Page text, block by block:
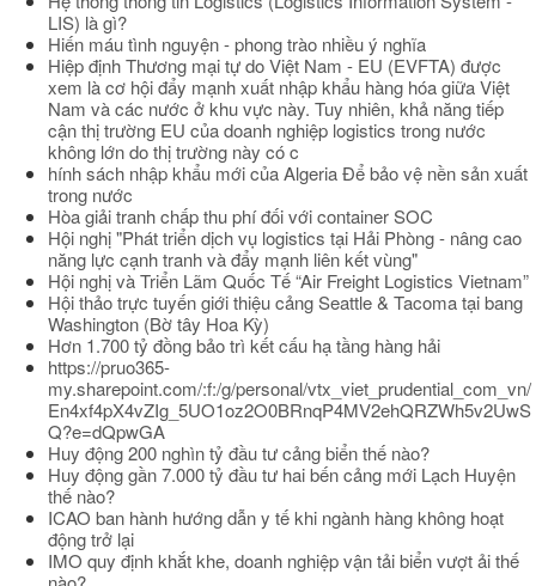
LIS) là gì?
Hiến máu tình nguyện - phong trào nhiều ý nghĩa
Hiệp định Thương mại tự do Việt Nam - EU (EVFTA) được
xem là cơ hội đẩy mạnh xuất nhập khẩu hàng hóa giữa Việt
Nam và các nước ở khu vực này. Tuy nhiên, khả năng tiếp
cận thị trường EU của doanh nghiệp logistics trong nước
không lớn do thị trường này có c
hính sách nhập khẩu mới của Algeria Để bảo vệ nền sản xuất
trong nước
Hòa giải tranh chấp thu phí đối với container SOC
Hội nghị "Phát triển dịch vụ logistics tại Hải Phòng - nâng cao
năng lực cạnh tranh và đẩy mạnh liên kết vùng"
Hội nghị và Triển Lãm Quốc Tế “Air Freight Logistics Vietnam”
Hội thảo trực tuyến giới thiệu cảng Seattle & Tacoma tại bang
Washington (Bờ tây Hoa Kỳ)
Hơn 1.700 tỷ đồng bảo trì kết cấu hạ tầng hàng hải
https://pruo365-
my.sharepoint.com/:f:/g/personal/vtx_viet_prudential_com_vn/
En4xf4pX4vZIg_5UO1oz2O0BRnqP4MV2ehQRZWh5v2UwS
Q?e=dQpwGA
Huy động 200 nghìn tỷ đầu tư cảng biển thế nào?
Huy động gần 7.000 tỷ đầu tư hai bến cảng mới Lạch Huyện
thế nào?
ICAO ban hành hướng dẫn y tế khi ngành hàng không hoạt
động trở lại
IMO quy định khắt khe, doanh nghiệp vận tải biển vượt ải thế